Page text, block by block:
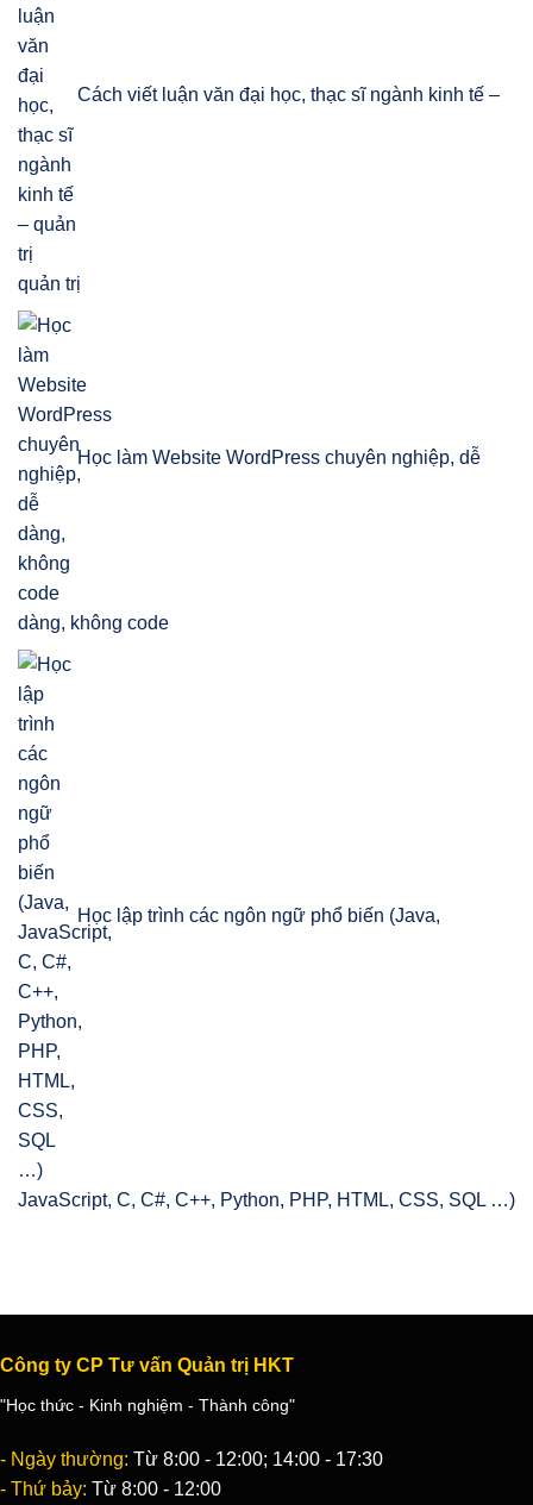
Cách viết luận văn đại học, thạc sĩ ngành kinh tế –
quản trị
Học làm Website WordPress chuyên nghiệp, dễ
dàng, không code
Học lập trình các ngôn ngữ phổ biến (Java,
JavaScript, C, C#, C++, Python, PHP, HTML, CSS, SQL …)
Công ty CP Tư vấn Quản trị HKT
"Học thức - Kinh nghiệm - Thành công"
- Ngày thường: Từ 8:00 - 12:00; 14:00 - 17:30
- Thứ bảy: Từ 8:00 - 12:00